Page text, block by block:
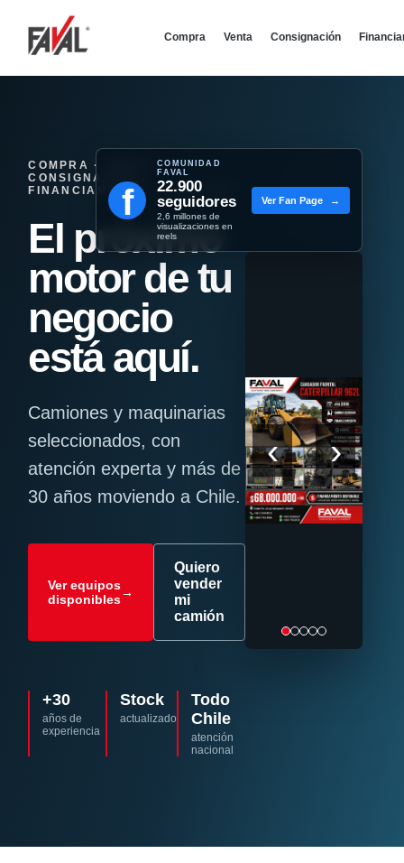
Compra Venta Consignación
COMPRA · VENTA ·
CONSIGNACIÓN ·
FINANCIAMIENTO - REMATES
El próximo
motor de tu
negocio
está aquí.
Camiones y maquinarias
seleccionados, con
atención experta y más de
30 años moviendo a Chile.
Ver equipos
disponibles→
Quiero
vender
mi
camión
+30
años de
experiencia
Stock
actualizado
Todo
Chile
atención
nacional
f
COMUNIDAD
FAVAL
22.900
seguidores
2,6 millones de
visualizaciones en
reels
Ver Fan Page →
‹ ›